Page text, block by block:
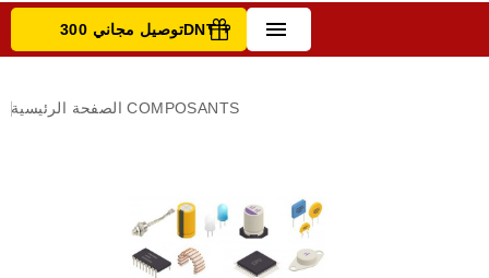
 توصيل مجاني 300DNT +
الصفحة الرئيسية COMPOSANTS